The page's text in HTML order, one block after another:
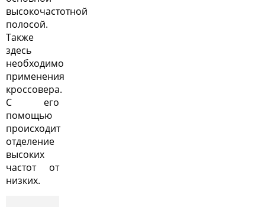
высокочастотной
полосой.
Также
здесь
необходимо
применения
кроссовера.
С его
помощью
происходит
отделение
высоких
частот от
низких.